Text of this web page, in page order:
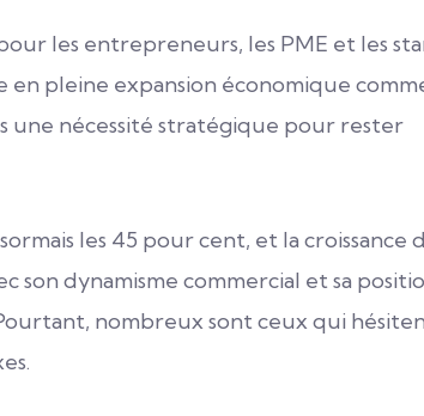
les entrepreneurs, les PME et les
pleine expansion économique
une nécessité stratégique pour rester
les 45 pour cent, et la croissance
son dynamisme commercial et sa
nombreux sont ceux qui